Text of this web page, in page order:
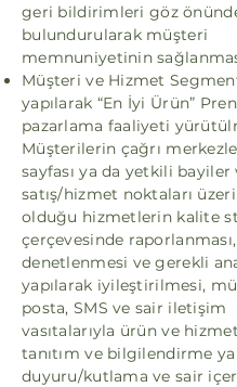
geri bildirimleri göz
bulundurularak müşteri
memnuniyetinin
Müşteri ve Hizmet
yapılarak “En İyi Ürün”
pazarlama faaliyeti
Müşterilerin çağrı
sayfası ya da yetkili bayiler
satış/hizmet noktaları
olduğu hizmetlerin kalite
çerçevesinde raporlanması,
denetlenmesi ve gerekli
yapılarak iyileştirilmesi,
posta, SMS ve sair iletişim
vasıtalarıyla ürün ve
tanıtım ve bilgilendirme
duyuru/kutlama ve sair